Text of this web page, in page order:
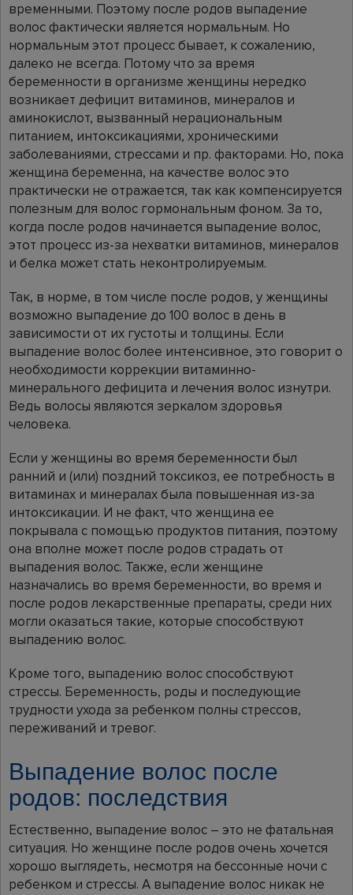
временными. Поэтому после родов выпадение
волос фактически является нормальным. Но
нормальным этот процесс бывает, к сожалению,
далеко не всегда. Потому что за время
беременности в организме женщины нередко
возникает дефицит витаминов, минералов и
аминокислот, вызванный нерациональным
питанием, интоксикациями, хроническими
заболеваниями, стрессами и пр. факторами. Но, пока
женщина беременна, на качестве волос это
практически не отражается, так как компенсируется
полезным для волос гормональным фоном. За то,
когда после родов начинается выпадение волос,
этот процесс из-за нехватки витаминов, минералов
и белка может стать неконтролируемым.
Так, в норме, в том числе после родов, у женщины
возможно выпадение до 100 волос в день в
зависимости от их густоты и толщины. Если
выпадение волос более интенсивное, это говорит о
необходимости коррекции витаминно-
минерального дефицита и лечения волос изнутри.
Ведь волосы являются зеркалом здоровья
человека.
Если у женщины во время беременности был
ранний и (или) поздний токсикоз, ее потребность в
витаминах и минералах была повышенная из-за
интоксикации. И не факт, что женщина ее
покрывала с помощью продуктов питания, поэтому
она вполне может после родов страдать от
выпадения волос. Также, если женщине
назначались во время беременности, во время и
после родов лекарственные препараты, среди них
могли оказаться такие, которые способствуют
выпадению волос.
Кроме того, выпадению волос способствуют
стрессы. Беременность, роды и последующие
трудности ухода за ребенком полны стрессов,
переживаний и тревог.
Выпадение волос после
родов: последствия
Естественно, выпадение волос – это не фатальная
ситуация. Но женщине после родов очень хочется
хорошо выглядеть, несмотря на бессонные ночи с
ребенком и стрессы. А выпадение волос никак не